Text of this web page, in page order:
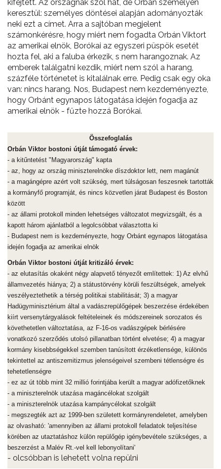
kifejtett. Az országnak szól hát, de Orbán személyén
keresztül: személyes döntései alapján adományozták
neki ezt a címet. Arra a sajtóban megjelent
számonkérésre, hogy miért nem fogadta Orbán Viktort
az amerikai elnök, Borókai az egyszeri püspök esetét
hozta fel, aki a faluba érkezik, s nem harangoznak. Az
emberek találgatni kezdik, miért nem szól a harang,
százféle történetet is kitalálnak erre. Pedig csak egy oka
van: nincs harang. Nos, Budapest nem kezdeményezte,
hogy Orbánt egynapos látogatása idején fogadja az
amerikai elnök - fűzte hozzá Borókai.
Összefoglalás
Orbán Viktor bostoni útját támogató érvek:
- a kitűntetést "Magyarország" kapta
- az, hogy az ország miniszterelnöke díszdoktor lett, nem magánút
- a magángépre azért volt szükség, mert túlságosan feszesnek tartották
a kormányfő programját, és nincs közvetlen járat Budapest és Boston
között
- az állami protokoll minden lehetséges változatot megvizsgált, és a
kapott három ajánlatból a legolcsóbbat választotta ki
- Budapest nem is kezdeményezte, hogy Orbánt egynapos látogatása
idején fogadja az amerikai elnök
Orbán Viktor bostoni útját kritizáló érvek:
- az elutasítás okaként négy alapvető tényezőt említettek: 1) Az elvhű
államvezetés hiánya; 2) a státustörvény körüli feszültségek, amelyek
veszélyeztethetik a térség politikai stabilitását; 3) a magyar
Hadügyminisztérium által a vadászrepülőgépek beszerzése érdekében
kiírt versenytárgyalások feltételeinek és módszereinek sorozatos és
követhetetlen változtatása, az F-16-os vadászgépek bérlésére
vonatkozó szerződés utolsó pillanatban történt elvetése; 4) a magyar
kormány kisebbségekkel szemben tanúsított érzéketlensége, különös
tekintettel az antiszemitizmus jelenségeivel szembeni tétlenségre és
tehetetlenségre
- ez az út több mint 32 millió forintjába került a magyar adófizetőknek
- a miniszterelnök utazása magáncélokat szolgált
- a miniszterelnök utazása kampánycélokat szolgált
- megszegték azt az 1999-ben született kormányrendeletet, amelyben
az olvasható: 'amennyiben az állami protokoll feladatok teljesítése
körében az utaztatáshoz külön repülőgép igénybevétele szükséges, a
beszerzést a Malév Rt.-vel kell lebonyolítani'
- olcsóbban is lehetett volna repülni